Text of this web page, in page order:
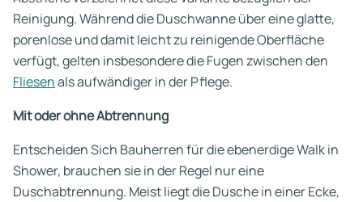
Reinigung. Während die Duschwanne über eine glatte,
porenlose und damit leicht zu reinigende Oberfläche
verfügt, gelten insbesondere die Fugen zwischen den
Fliesenals aufwändiger in der Pflege.
Mit oder ohne Abtrennung
Entscheiden Sich Bauherren für die ebenerdige Walk in
Shower, brauchen sie in der Regel nur eine
Duschabtrennung. Meist liegt die Dusche in einer Ecke,